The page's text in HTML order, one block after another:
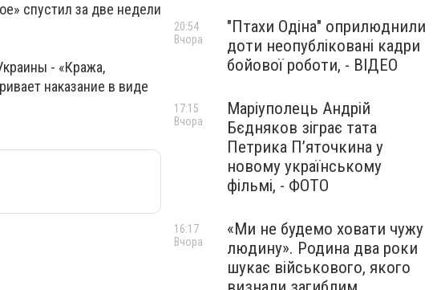
спустил за две недели
- «Кража,
наказание в виде
"Птахи Одіна" оприлюднили
доти неопубліковані кадри
бойової роботи, - ВІДЕО
20:54
Вчора
Маріуполець Андрій
Бєдняков зіграє тата
Петрика П’яточкина у
новому українському
фільмі, - ФОТО
17:15
Вчора
«Ми не будемо ховати чужу
людину». Родина два роки
шукає військового, якого
16:17
Вчора